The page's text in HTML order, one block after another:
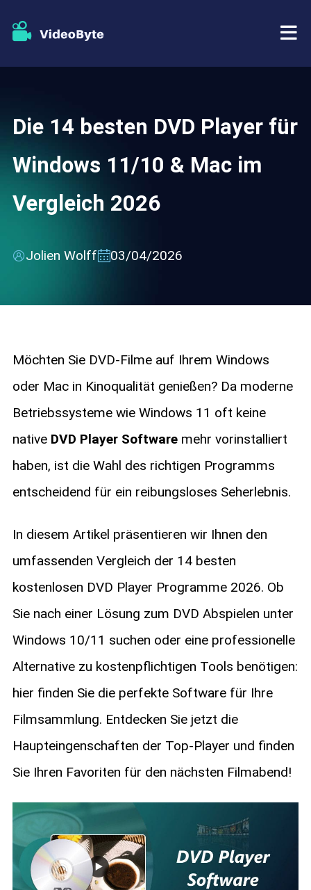
BD-DVD Ripper
Blu-ray Player
DVD Copy
Tutorials
Store
Support
Die 14 besten DVD Player für
Windows 11/10 & Mac im
Vergleich 2026
Jolien Wolff 03/04/2026
Möchten Sie DVD-Filme auf Ihrem Windows
oder Mac in Kinoqualität genießen? Da moderne
Betriebssysteme wie Windows 11 oft keine
native DVD Player Softwaremehr vorinstalliert
haben, ist die Wahl des richtigen Programms
entscheidend für ein reibungsloses Seherlebnis.
In diesem Artikel präsentieren wir Ihnen den
umfassenden Vergleich der 14 besten
kostenlosen DVD Player Programme 2026. Ob
Sie nach einer Lösung zum DVD Abspielen unter
Windows 10/11 suchen oder eine professionelle
Alternative zu kostenpflichtigen Tools benötigen:
hier finden Sie die perfekte Software für Ihre
Filmsammlung. Entdecken Sie jetzt die
Haupteingenschaften der Top-Player und finden
Sie Ihren Favoriten für den nächsten Filmabend!